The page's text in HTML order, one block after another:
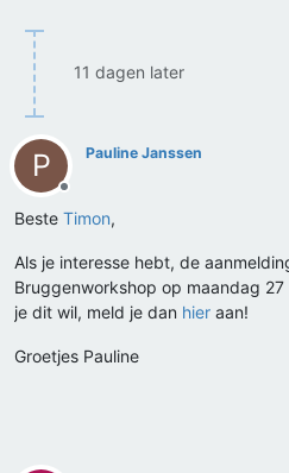
11 dagen later
P
Offline
Pauline Janssen
Beste Timon,
Als je interesse hebt, de
Bruggenworkshop op maandag
je dit wil, meld je dan hier aan!
Groetjes Pauline